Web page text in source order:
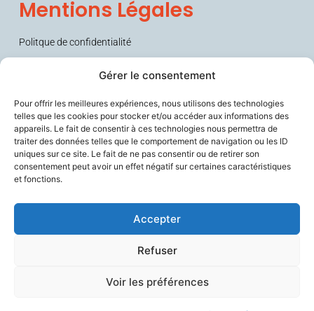
Gérer le consentement
Pour offrir les meilleures expériences, nous utilisons des technologies
telles que les cookies pour stocker et/ou accéder aux informations des
appareils. Le fait de consentir à ces technologies nous permettra de
traiter des données telles que le comportement de navigation ou les ID
uniques sur ce site. Le fait de ne pas consentir ou de retirer son
consentement peut avoir un effet négatif sur certaines caractéristiques
et fonctions.
Accepter
Refuser
Voir les préférences
soignants, améliore le confort de travail des professionnels du
vieillissement, et contribue à prévenir la perte d’autonomie.
Mentions Légales
Politque de confidentialité